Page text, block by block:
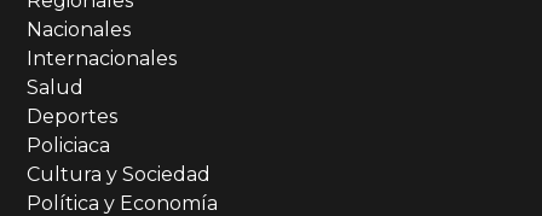
Nacionales
Internacionales
Salud
Deportes
Policiaca
Cultura y Sociedad
Política y Economía